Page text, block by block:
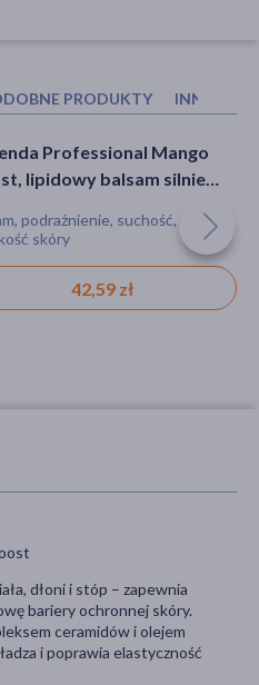
PRODUKTY INNI
Professional,
maska odżywcza 3 w
nawilżenie, cellulit, suchość,
mikrokrążenia
50,59 zł
Professional Mango
odżywczy peeling do
suchość
49,99 zł
Professional Mango
lipidowy balsam silnie
podrażnienie, suchość,
skóry
42,59 zł
dłoni i stóp – zapewnia
bariery ochronnej skóry.
ceramidów i olejem
i poprawia elastyczność